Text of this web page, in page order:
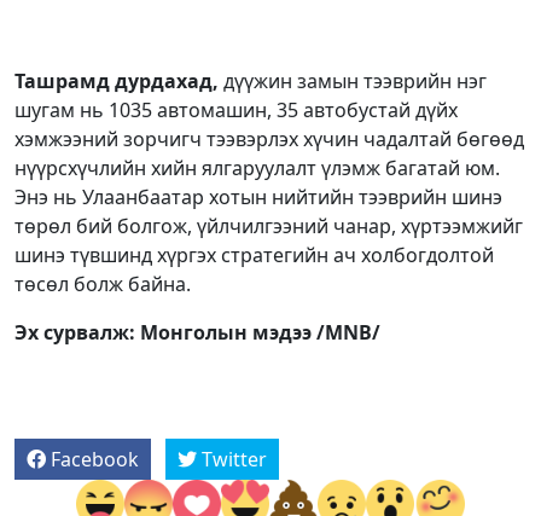
Ташрамд дурдахад, дүүжин замын тээврийн нэг
шугам нь 1035 автомашин, 35 автобустай дүйх
хэмжээний зорчигч тээвэрлэх хүчин чадалтай бөгөөд
нүүрсхүчлийн хийн ялгаруулалт үлэмж багатай юм.
Энэ нь Улаанбаатар хотын нийтийн тээврийн шинэ
төрөл бий болгож, үйлчилгээний чанар, хүртээмжийг
шинэ түвшинд хүргэх стратегийн ач холбогдолтой
төсөл болж байна.
Эх сурвалж: Монголын мэдээ /MNB/
Facebook Twitter